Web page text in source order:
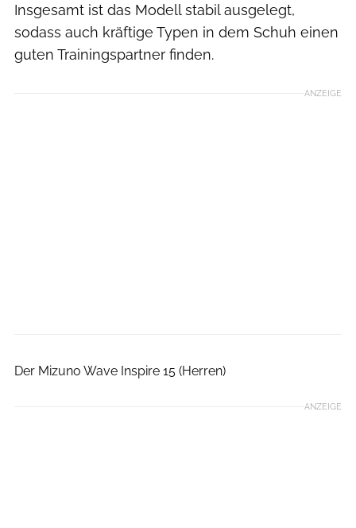
Insgesamt ist das Modell stabil ausgelegt,
sodass auch kräftige Typen in dem Schuh einen
guten Trainingspartner finden.
ANZEIGE
Der Mizuno Wave Inspire 15 (Herren)
ANZEIGE